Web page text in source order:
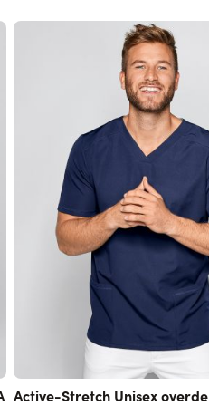
carousel or go straight to
Active-Stretch Unisex